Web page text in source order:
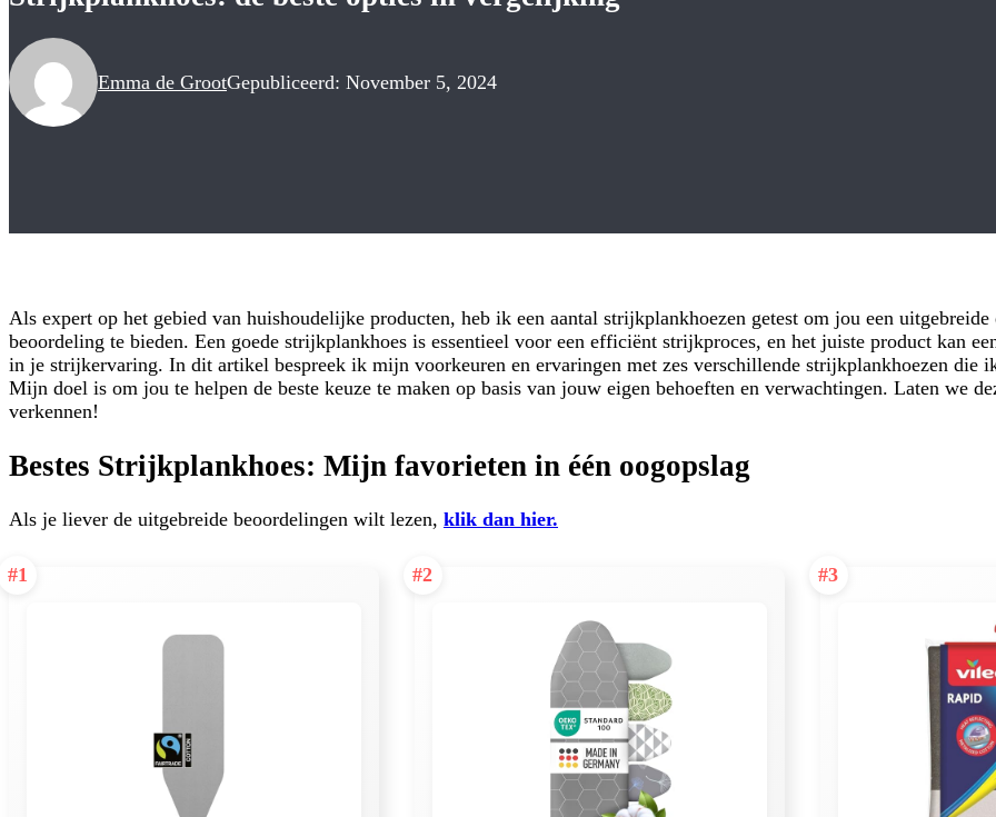
Emma de GrootGepubliceerd: November 5, 2024
Als expert op het gebied van huishoudelijke producten, heb ik een aantal strijkplankhoezen getest om jou een uitgebreide
beoordeling te bieden. Een goede strijkplankhoes is essentieel voor een efficiënt strijkproces, en het juiste product kan
in je strijkervaring. In dit artikel bespreek ik mijn voorkeuren en ervaringen met zes verschillende strijkplankhoezen die
Mijn doel is om jou te helpen de beste keuze te maken op basis van jouw eigen behoeften en verwachtingen. Laten we
verkennen!
Bestes Strijkplankhoes: Mijn favorieten in één oogopslag
Als je liever de uitgebreide beoordelingen wilt lezen, klik dan hier.
#1 #2 #3